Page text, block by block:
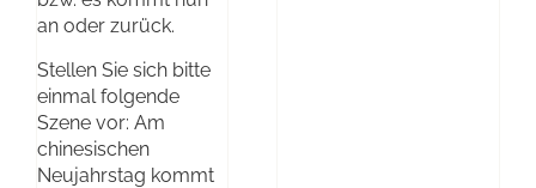
an oder zurück.
Stellen Sie sich bitte
einmal folgende
Szene vor: Am
chinesischen
Neujahrstag kommt